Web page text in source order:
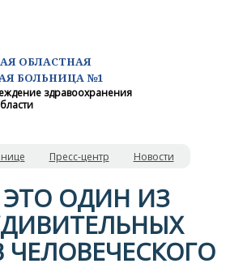
ОБЛАСТНАЯ
БОЛЬНИЦА №1
здравоохранения
Пресс-центр Новости
ЭТО ОДИН ИЗ
ЧЕЛОВЕЧЕСКОГО